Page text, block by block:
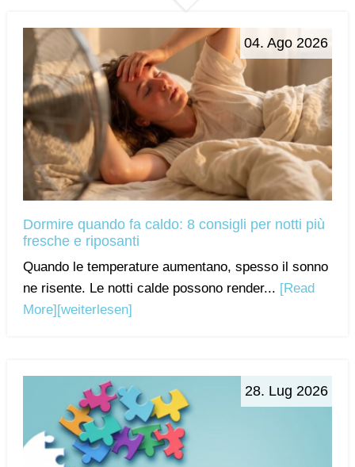
04. Ago 2026
Dormire quando fa caldo: 8 consigli per notti più
fresche e riposanti
Quando le temperature aumentano, spesso il sonno
ne risente. Le notti calde possono render... [Read
More] [weiterlesen]
28. Lug 2026